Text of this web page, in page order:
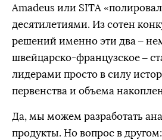
Amadeus или SITA
десятилетиями. Из сотен
решений именно эти два –
швейцарско-французское –
лидерами просто в силу
первенства и объема
Да, мы можем разработать
продукты. Но вопрос в